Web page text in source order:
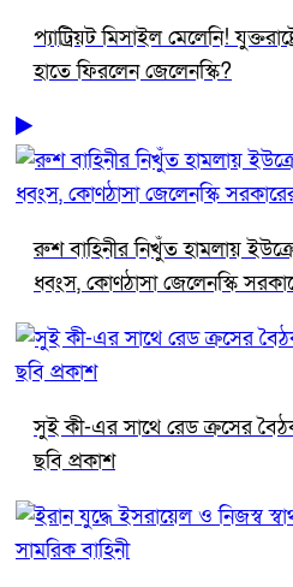
প্যাট্রিয়ট মিসাইল মেলেনি!
হাতে ফিরলেন জেলেনস্কি?
রুশ বাহিনীর নিখুঁত হামলায়
ধ্বংস, কোণঠাসা জেলেনস্কি
সুই কী-এর সাথে রেড ক্রসের বৈঠক:
ছবি প্রকাশ